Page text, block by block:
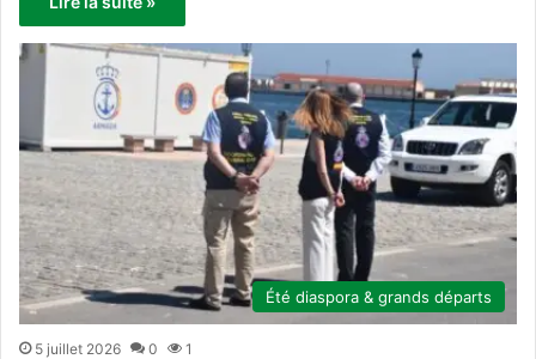
Été diaspora & grands départs
5 juillet 2026 0 1